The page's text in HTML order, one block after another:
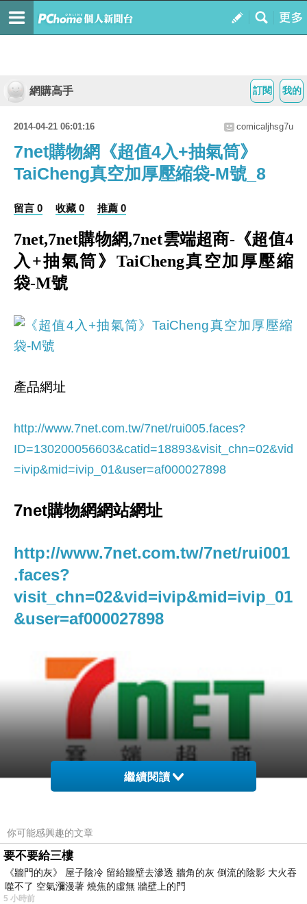
我的
訂閱
網購高手
2014-04-21 06:01:16 comicaljhsg7u
7net購物網《超值4入+抽氣筒》
TaiCheng真空加厚壓縮袋-M號_8
留言 0 收藏 0 推薦 0
7net,7net購物網,7net雲端超商-《超值4
入+抽氣筒》TaiCheng真空加厚壓縮
袋-M號
產品網址
http://www.7net.com.tw/7net/rui005.faces?
ID=130200056603&catid=18893&visit_chn=02&vid
=ivip&mid=ivip_01&user=af000027898
7net購物網網站網址
http://www.7net.com.tw/7net/rui001
.faces?
visit_chn=02&vid=ivip&mid=ivip_01
&user=af000027898
心,7net購物網 童裝,7net雲端超商,7 11便利商店,7net統一超商購物
網,7net購物網發熱衣,
◆壓縮袋密封設計100%防漏氣
繼續閱讀
你可能感興趣的文章
要不要給三樓
《牆門的灰》 屋子陰冷 留給牆壁去滲透 牆角的灰 倒流的陰影 大火吞
噬不了 空氣瀰漫著 燒焦的虛無 牆壁上的門
5 小時前